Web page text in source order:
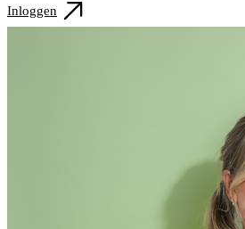
Inloggen